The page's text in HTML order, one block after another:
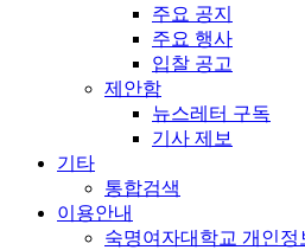
주요 공지
주요 행사
입찰 공고
제안함
뉴스레터 구독
기사 제보
기타
통합검색
이용안내
숙명여자대학교 개인정